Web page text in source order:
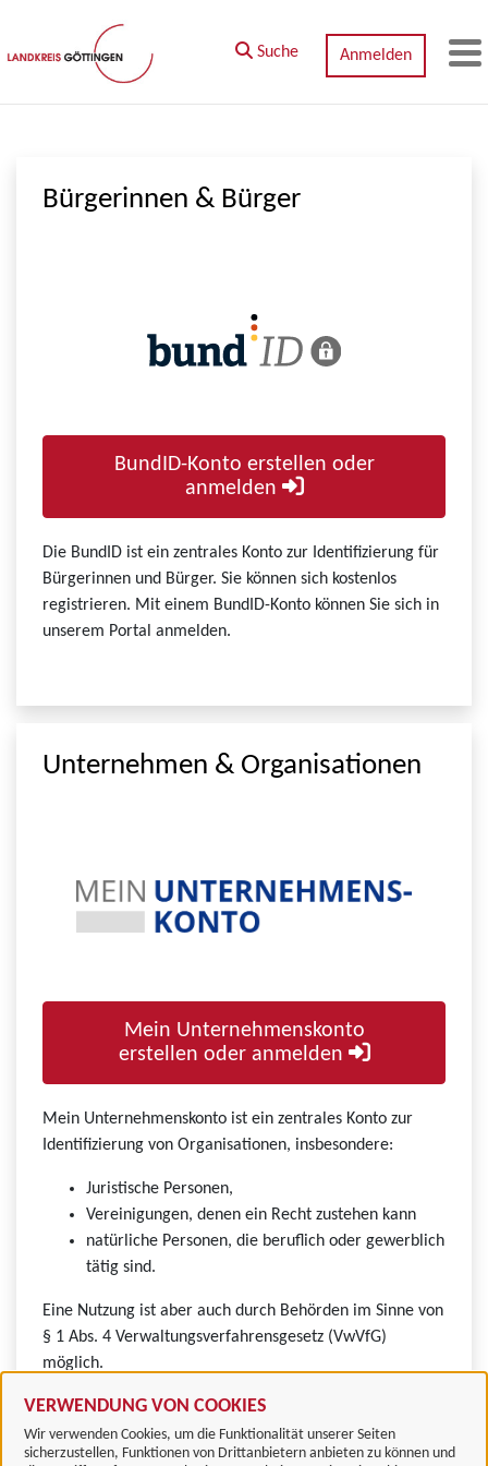
Zum Hauptinhalt springen
VERWENDUNG VON COOKIES
Wir verwenden Cookies, um die Funktionalität unserer Seiten
sicherzustellen, Funktionen von Drittanbietern anbieten zu können und
Suche Anmelden
Bürgerinnen & Bürger
BundID-Konto erstellen oder
anmelden
Die BundID ist ein zentrales Konto zur Identifizierung für
Bürgerinnen und Bürger. Sie können sich kostenlos
registrieren. Mit einem BundID-Konto können Sie sich in
unserem Portal anmelden.
Unternehmen & Organisationen
Mein Unternehmenskonto
erstellen oder anmelden
Mein Unternehmenskonto ist ein zentrales Konto zur
Identifizierung von Organisationen, insbesondere:
Juristische Personen,
Vereinigungen, denen ein Recht zustehen kann
natürliche Personen, die beruflich oder gewerblich
tätig sind.
Eine Nutzung ist aber auch durch Behörden im Sinne von
§ 1 Abs. 4 Verwaltungsverfahrensgesetz (VwVfG)
möglich.